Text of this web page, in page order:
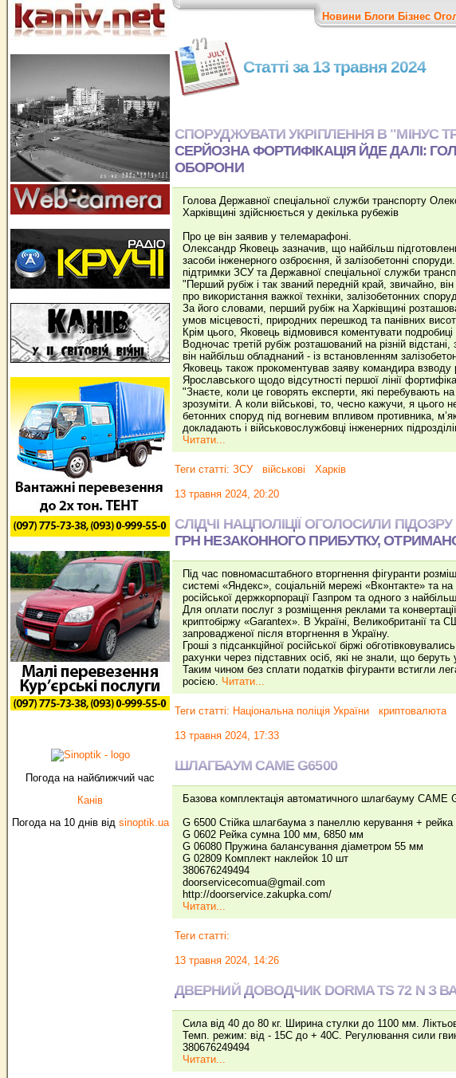
Погода на найближчий час
Канів
Погода на 10 днів від sinoptik.ua
Новини Блоги Бізнес
Статті за 13 травня 2024
СПОРУДЖУВАТИ УКРІПЛЕННЯ В "МІНУС
СЕРЙОЗНА ФОРТИФІКАЦІЯ ЙДЕ ДАЛІ:
ОБОРОНИ
Голова Державної спеціальної служби транспорту
Харківщині здійснюється у декілька рубежів
Про це він заявив у телемарафоні.
Олександр Яковець зазначив, що найбільш
засоби інженерного озброєння, й залізобетонні
підтримки ЗСУ та Державної спеціальної служби
"Перший рубіж і так званий передній край, звичайно,
про використання важкої техніки, залізобетонних
За його словами, перший рубіж на Харківщині
умов місцевості, природних перешкод та панівних
Крім цього, Яковець відмовився коментувати
Водночас третій рубіж розташований на різній
він найбільш обладнаний - із встановленням
Яковець також прокоментував заяву командира взводу
Ярославського щодо відсутності першої лінії
"Знаєте, коли це говорять експерти, які перебувають
зрозуміти. А коли військові, то, чесно кажучи, я
бетонних споруд під вогневим впливом противника,
докладають і військовослужбовці інженерних
Читати...
Теги статті: ЗСУ військові Харків
13 травня 2024, 20:20
СЛІДЧІ НАЦПОЛІЦІЇ ОГОЛОСИЛИ
ГРН НЕЗАКОННОГО ПРИБУТКУ,
Під час повномасштабного вторгнення фігуранти
системі «Яндекс», соціальній мережі «Вконтакте» та
російської держкорпорації Газпром та одного з
Для оплати послуг з розміщення реклами та
криптобіржу «Garantex». В Україні, Великобританії та
запровадженої після вторгнення в Україну.
Гроші з підсанкційної російської біржі
рахунки через підставних осіб, які не знали, що беруть
Таким чином без сплати податків фігуранти встигли
росією. Читати...
Теги статті: Національна поліція України криптовалюта
13 травня 2024, 17:33
ШЛАГБАУМ CAME G6500
Базова комплектація автоматичного шлагбауму CAME
G 6500 Стійка шлагбаума з панеллю керування + рейка
G 0602 Рейка сумна 100 мм, 6850 мм
G 06080 Пружина балансування діаметром 55 мм
G 02809 Комплект наклейок 10 шт
380676249494
doorservicecomua@gmail.com
http://doorservice.zakupka.com/
Читати...
Теги статті:
13 травня 2024, 14:26
ДВЕРНИЙ ДОВОДЧИК DORMA TS 72 N З
Сила від 40 до 80 кг. Ширина стулки до 1100 мм.
Темп. режим: від - 15С до + 40С. Регулювання сили
380676249494
Читати...